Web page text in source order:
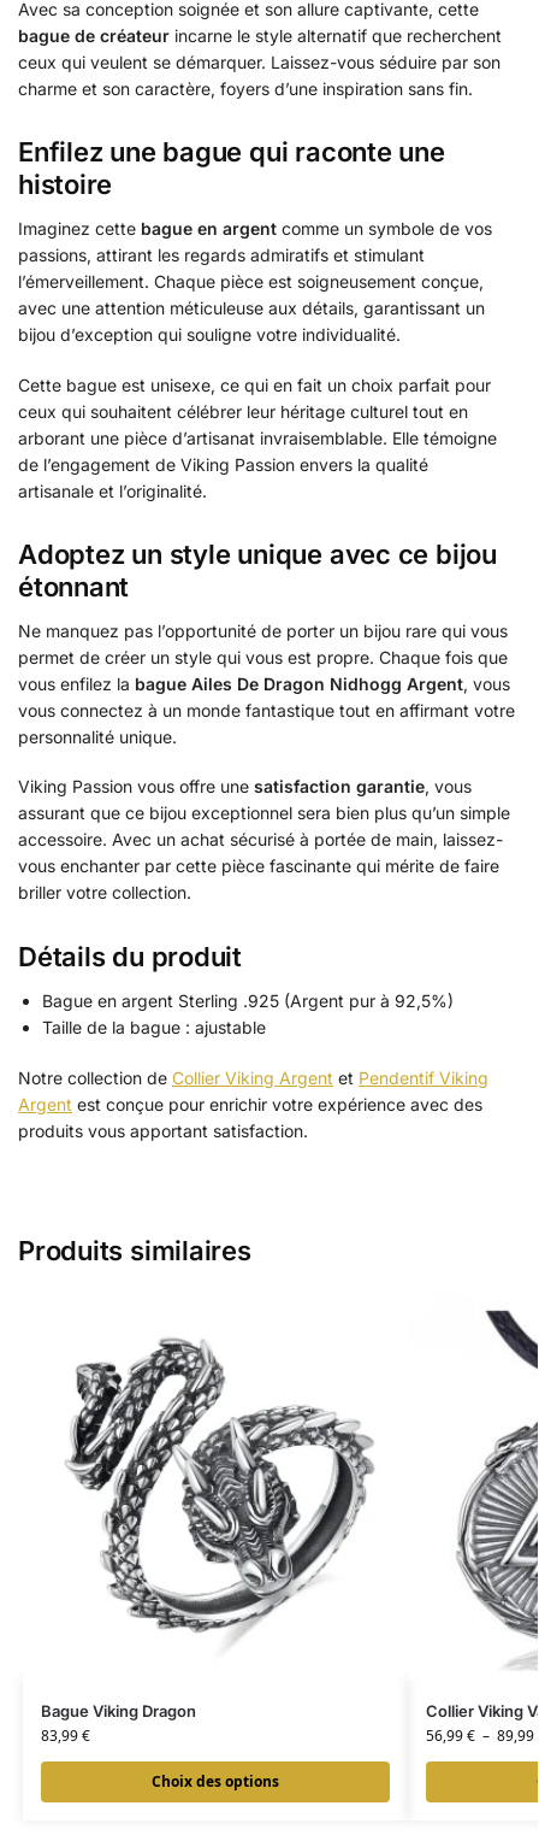
Avec sa conception soignée et son allure captivante, cette
bague de créateur incarne le style alternatif que recherchent
ceux qui veulent se démarquer. Laissez-vous séduire par son
charme et son caractère, foyers d’une inspiration sans fin.
Enfilez une bague qui raconte une
histoire
Imaginez cette bague en argent comme un symbole de vos
passions, attirant les regards admiratifs et stimulant
l’émerveillement. Chaque pièce est soigneusement conçue,
avec une attention méticuleuse aux détails, garantissant un
bijou d’exception qui souligne votre individualité.
Cette bague est unisexe, ce qui en fait un choix parfait pour
ceux qui souhaitent célébrer leur héritage culturel tout en
arborant une pièce d’artisanat invraisemblable. Elle témoigne
de l’engagement de Viking Passion envers la qualité
artisanale et l’originalité.
Adoptez un style unique avec ce bijou
étonnant
Ne manquez pas l’opportunité de porter un bijou rare qui vous
permet de créer un style qui vous est propre. Chaque fois que
vous enfilez la bague Ailes De Dragon Nidhogg Argent, vous
vous connectez à un monde fantastique tout en affirmant votre
personnalité unique.
Viking Passion vous offre une satisfaction garantie, vous
assurant que ce bijou exceptionnel sera bien plus qu’un simple
accessoire. Avec un achat sécurisé à portée de main, laissez-
vous enchanter par cette pièce fascinante qui mérite de faire
briller votre collection.
Détails du produit
Bague en argent Sterling .925 (Argent pur à 92,5%)
Taille de la bague : ajustable
Notre collection de Collier Viking Argent et Pendentif Viking
Argent est conçue pour enrichir votre expérience avec des
produits vous apportant satisfaction.
Produits similaires
Bague Viking Dragon
83,99€
Choix des options
Collier Viking
56,99€ – 89,99